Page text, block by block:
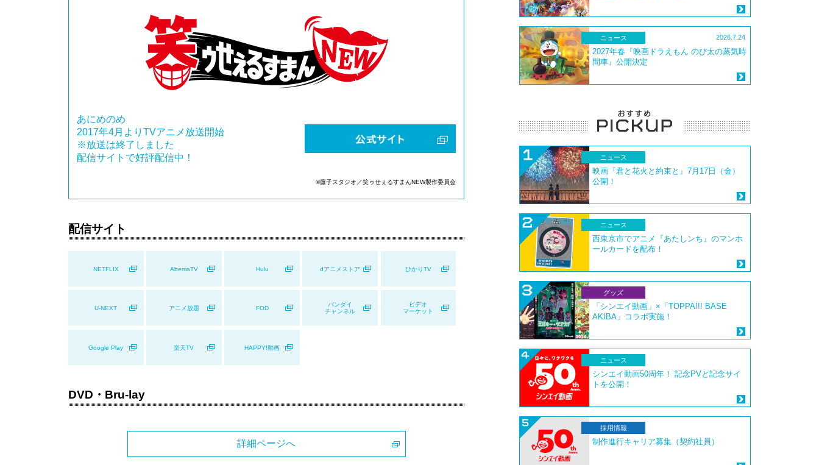
あにめのめ
2017年4月よりTVアニメ放送開始
※放送は終了しました
配信サイトで好評配信中！
©藤子スタジオ／笑ゥせぇるすまんNEW製作委員会
配信サイト
NETFLIX AbemaTV Hulu dアニメストア ひかりTV
U-NEXT アニメ放題 FOD
バンダイ
チャンネル
ビデオ
マーケット
Google Play 楽天TV HAPPY!動画
DVD・Bru-lay
詳細ページへ
ニュース 2026.7.24
2027年春『映画ドラえもん のび太の蒸気時
間車』公開決定
ニュース
映画『君と花火と約束と』7月17日（金）
公開！
ニュース
西東京市でアニメ『あたしンち』のマンホ
ールカードを配布！
グッズ
「シンエイ動画」×「TOPPA!!! BASE
AKIBA」コラボ実施！
ニュース
シンエイ動画50周年！ 記念PVと記念サイ
トを公開！
採用情報
制作進行キャリア募集（契約社員）